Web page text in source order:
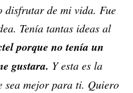
disfrutar de mi vida. Fue
Tenía tantas ideas al
porque no tenía un
gustara. Y esta es la
sea mejor para ti. Quiero